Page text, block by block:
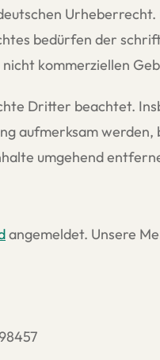
bedürfen der
kommerziellen
Dritter beachtet.
aufmerksam werden,
umgehend
angemeldet. Unsere